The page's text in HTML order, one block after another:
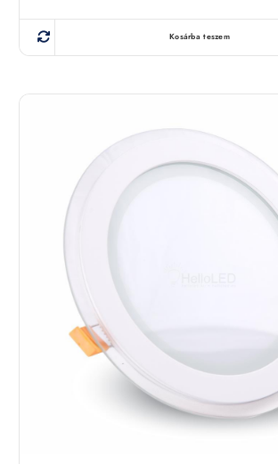
Kosárba teszem